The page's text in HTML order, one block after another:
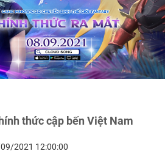
thức cập bến Việt Nam
2021 12:00:00